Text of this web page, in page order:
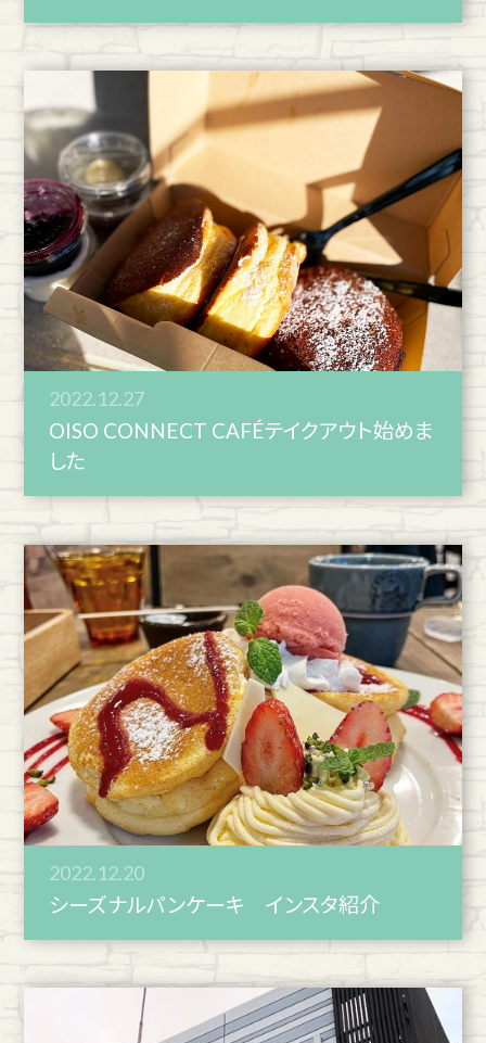
2022.12.27
OISO CONNECT CAFÉテイクアウト始めま
した
2022.12.20
シーズナルパンケーキ インスタ紹介